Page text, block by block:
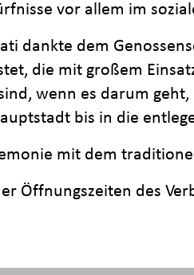
vor allem im
dankte dem
die mit großem
wenn es darum
bis in die
mit dem
Öffnungszeiten des